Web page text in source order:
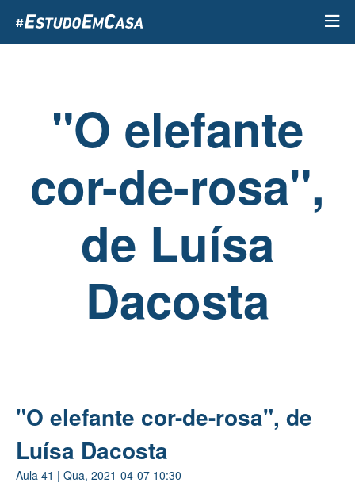
para
o
"O elefante
cor-de-rosa",
de Luísa
Dacosta
"O elefante cor-de-rosa", de
Luísa Dacosta
Aula 41 | Qua, 2021-04-07 10:30